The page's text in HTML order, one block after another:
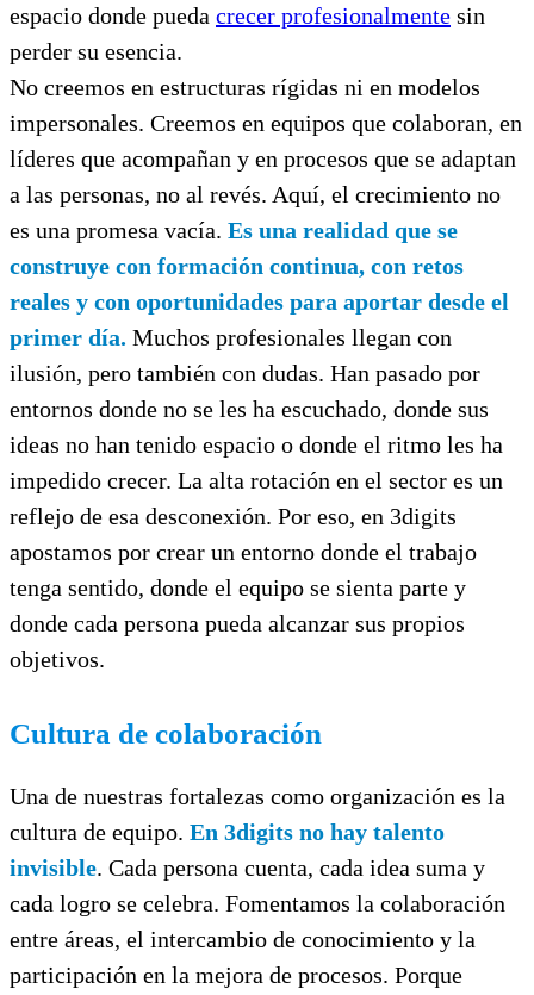
espacio donde pueda crecer profesionalmente sin
perder su esencia.
No creemos en estructuras rígidas ni en modelos
impersonales. Creemos en equipos que colaboran, en
líderes que acompañan y en procesos que se adaptan
a las personas, no al revés. Aquí, el crecimiento no
es una promesa vacía. Es una realidad que se
construye con formación continua, con retos
reales y con oportunidades para aportar desde el
primer día. Muchos profesionales llegan con
ilusión, pero también con dudas. Han pasado por
entornos donde no se les ha escuchado, donde sus
ideas no han tenido espacio o donde el ritmo les ha
impedido crecer. La alta rotación en el sector es un
reflejo de esa desconexión. Por eso, en 3digits
apostamos por crear un entorno donde el trabajo
tenga sentido, donde el equipo se sienta parte y
donde cada persona pueda alcanzar sus propios
objetivos.
Cultura de colaboración
Una de nuestras fortalezas como organización es la
cultura de equipo. En 3digits no hay talento
invisible. Cada persona cuenta, cada idea suma y
cada logro se celebra. Fomentamos la colaboración
entre áreas, el intercambio de conocimiento y la
participación en la mejora de procesos. Porque